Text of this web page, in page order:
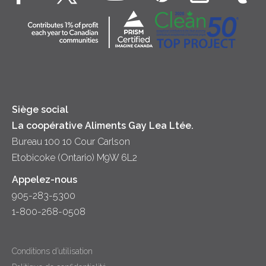
Soupes
Crème sure
Principes coopératifs
Contactez-nous
Location
Siège social
La coopérative Aliments Gay Lea Ltée.
Bureau 100 10 Cour Carlson
Etobicoke (Ontario) M9W 6L2
Appelez-nous
905-283-5300
1-800-268-0508
Conditions d’utilisation